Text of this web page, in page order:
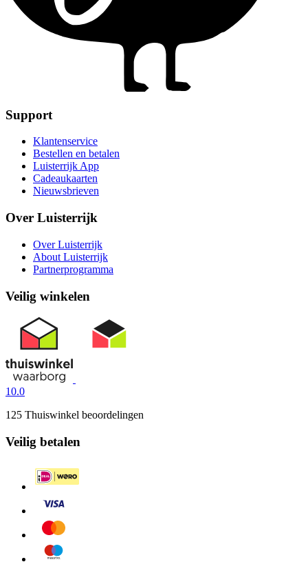
Support
Klantenservice
Bestellen en betalen
Luisterrijk App
Cadeaukaarten
Nieuwsbrieven
Over Luisterrijk
Over Luisterrijk
About Luisterrijk
Partnerprogramma
Veilig winkelen
10.0
125 Thuiswinkel beoordelingen
Veilig betalen